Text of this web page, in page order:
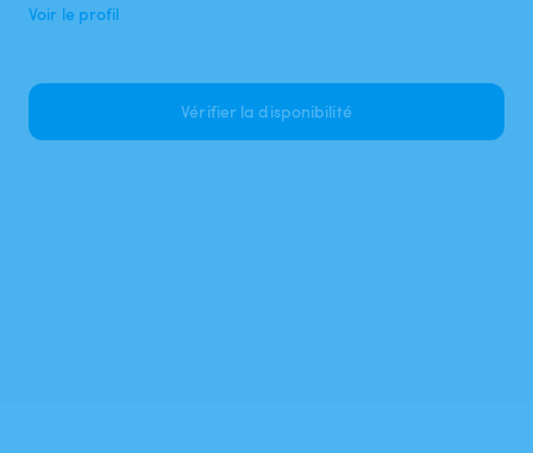
Voir le profil
Vérifier la disponibilité